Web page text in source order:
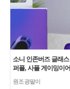
소니 인존버즈 글래스
퍼플, 사플 게이밍이어
원조광팔이